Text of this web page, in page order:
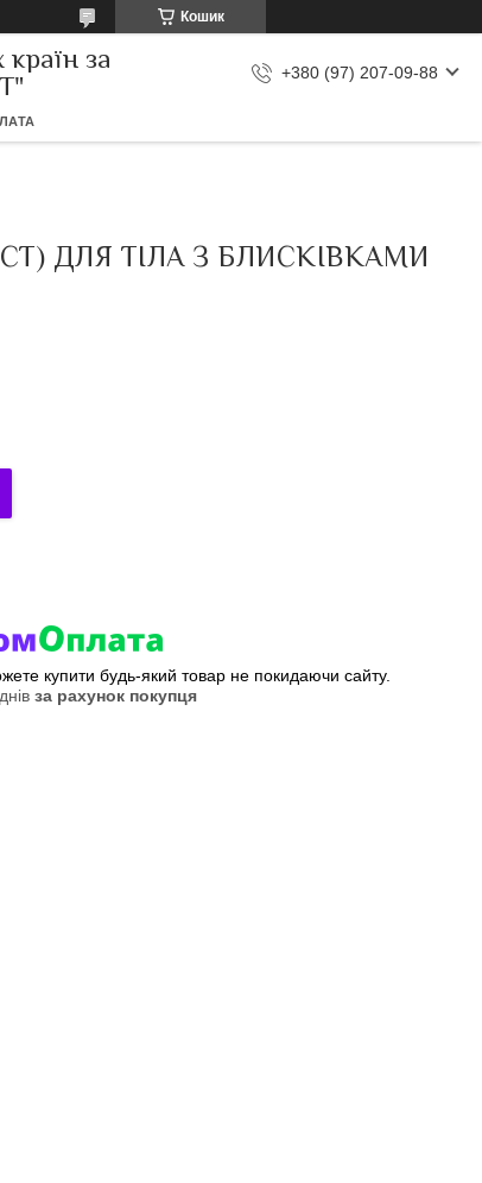
Кошик
за
+380 (97) 207-09-88
ДЛЯ ТІЛА З БЛИСКІВКАМИ
купити будь-який товар не покидаючи сайту.
за рахунок покупця